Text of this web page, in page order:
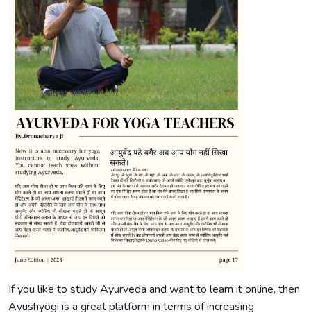
If you like to study Ayurveda and want to learn it online, then
Ayushyogi is a great platform in terms of increasing